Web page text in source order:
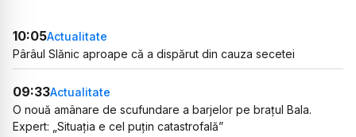
10:05Actualitate
Pârâul Slănic aproape că a dispărut din cauza secetei
09:33Actualitate
O nouă amânare de scufundare a barjelor pe brațul Bala.
Expert: „Situația e cel puțin catastrofală”